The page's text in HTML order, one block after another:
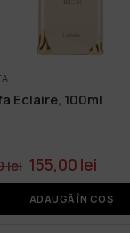
Eclaire, 100ml
lei 155,00 lei
ADAUGĂ ÎN COȘ